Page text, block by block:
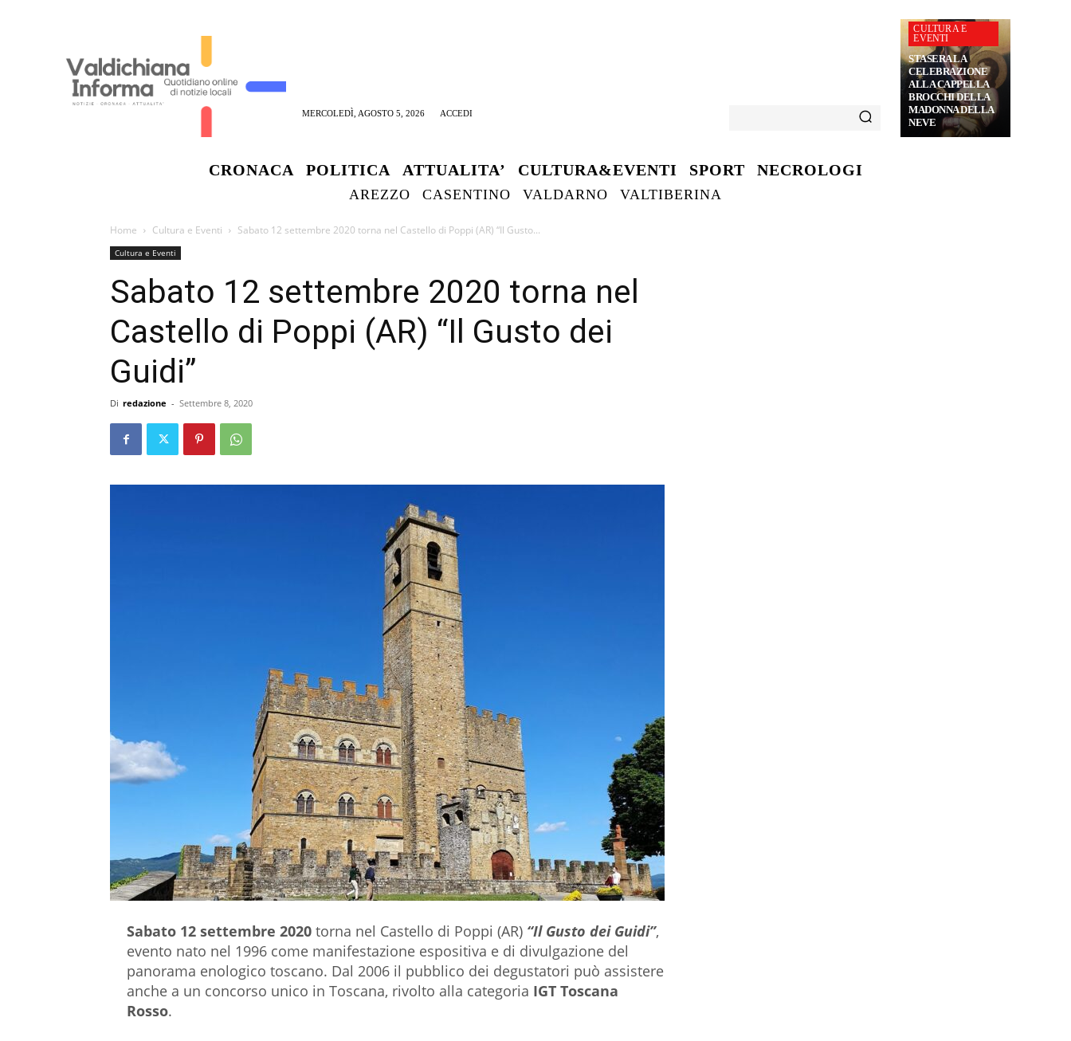
MERCOLEDÌ, AGOSTO 5, 2026 ACCEDI
CULTURA E
EVENTI
STASERA LA
CELEBRAZIONE
ALLA CAPPELLA
BROCCHI DELLA
MADONNA DELLA
NEVE
CRONACA POLITICA ATTUALITA’ CULTURA&EVENTI SPORT NECROLOGI
AREZZO CASENTINO VALDARNO VALTIBERINA
Home Cultura e Eventi Sabato 12 settembre 2020 torna nel Castello di Poppi (AR) “Il Gusto...
Cultura e Eventi
Sabato 12 settembre 2020 torna nel
Castello di Poppi (AR) “Il Gusto dei
Guidi”
Di redazione - Settembre 8, 2020
Sabato 12 settembre 2020torna nel Castello di Poppi (AR) “Il Gusto dei Guidi”,
evento nato nel 1996 come manifestazione espositiva e di divulgazione del
panorama enologico toscano. Dal 2006 il pubblico dei degustatori può assistere
anche a un concorso unico in Toscana, rivolto alla categoria IGT Toscana
Rosso.